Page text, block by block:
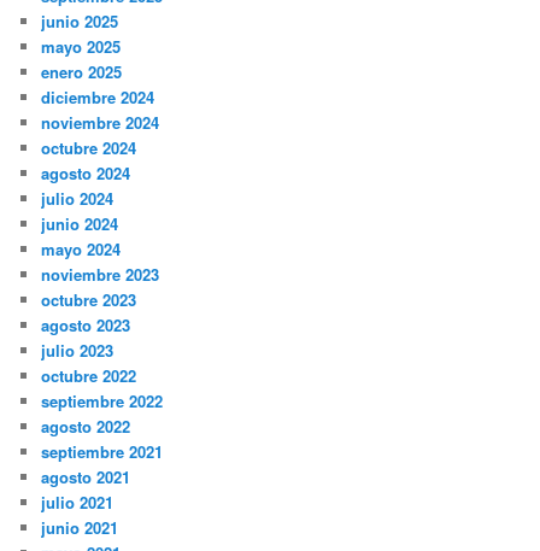
junio 2025
mayo 2025
enero 2025
diciembre 2024
noviembre 2024
octubre 2024
agosto 2024
julio 2024
junio 2024
mayo 2024
noviembre 2023
octubre 2023
agosto 2023
julio 2023
octubre 2022
septiembre 2022
agosto 2022
septiembre 2021
agosto 2021
julio 2021
junio 2021